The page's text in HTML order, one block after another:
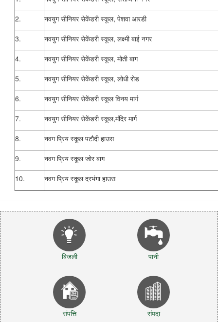
2. नवयुग सीनियर सेकेंडरी स्कूल, पेशवा आरडी
3. नवयुग सीनियर सेकेंडरी स्कूल, लक्ष्मी बाई नगर
4. नवयुग सीनियर सेकेंडरी स्कूल, मोती बाग
5. नवयुग सीनियर सेकेंडरी स्कूल, लोधी रोड
6. नवयुग सीनियर सेकेंडरी स्कूल विनय मार्ग
7. नवयुग सीनियर सेकेंडरी स्कूल,मंदिर मार्ग
8. नवग प्रिय स्कूल पटौदी हाउस
9. नवग प्रिय स्कूल जोर बाग
10. नवग प्रिय स्कूल दरभंगा हाउस
बिजली पानी
संपत्ति संपदा